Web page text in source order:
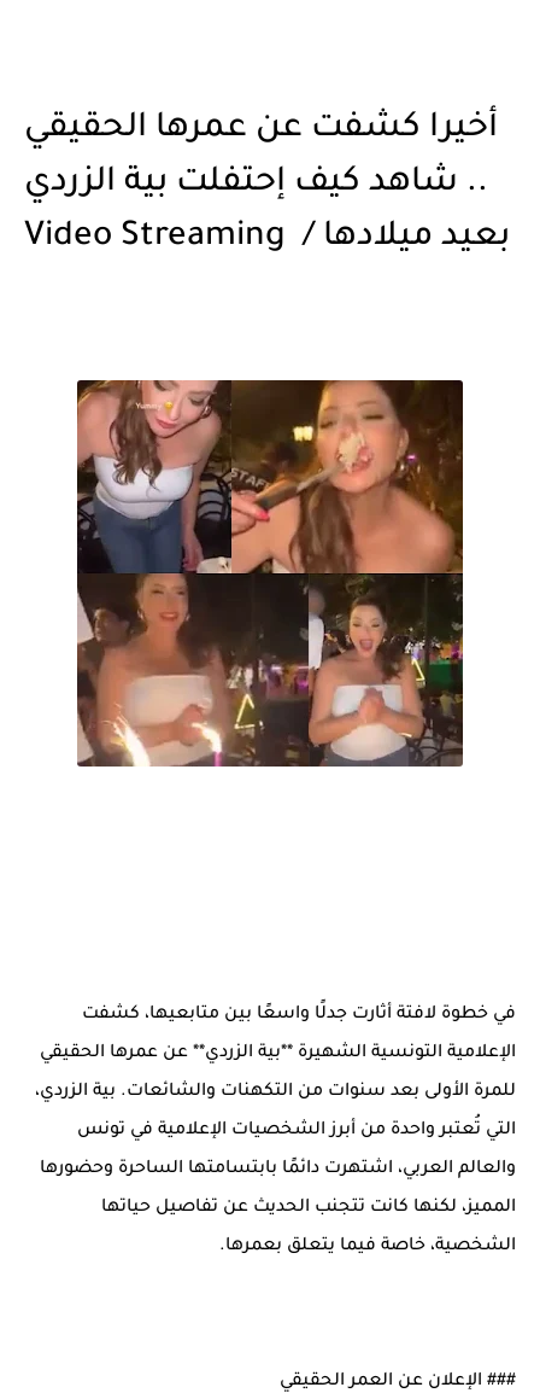
أخيرا كشفت عن عمرها الحقيقي
.. شاهد كيف إحتفلت بية الزردي
بعيد ميلادها / Video Streaming
في خطوة لافتة أثارت جدلًا واسعًا بين متابعيها، كشفت
الإعلامية التونسية الشهيرة **بية الزردي** عن عمرها الحقيقي
للمرة الأولى بعد سنوات من التكهنات والشائعات. بية الزردي،
التي تُعتبر واحدة من أبرز الشخصيات الإعلامية في تونس
والعالم العربي، اشتهرت دائمًا بابتسامتها الساحرة وحضورها
المميز، لكنها كانت تتجنب الحديث عن تفاصيل حياتها
الشخصية، خاصة فيما يتعلق بعمرها.
### الإعلان عن العمر الحقيقي